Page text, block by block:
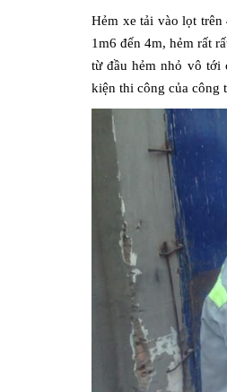
Hẻm xe tải vào lọt
1m6 đến 4m, hẻm rất
từ đầu hẻm nhỏ vô tới
kiện thi công của công